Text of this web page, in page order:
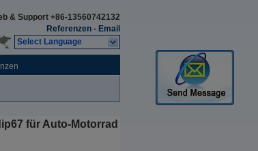
& Support +86-13560742132
Referenzen - Email
Select Language
für Auto-Motorrad